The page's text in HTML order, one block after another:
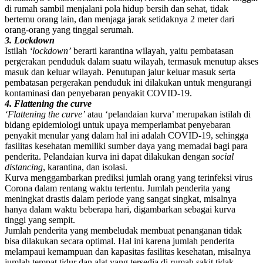
di rumah sambil menjalani pola hidup bersih dan sehat, tidak
bertemu orang lain, dan menjaga jarak setidaknya 2 meter dari
orang-orang yang tinggal serumah.
3. Lockdown
Istilah ‘lockdown’ berarti karantina wilayah, yaitu pembatasan
pergerakan penduduk dalam suatu wilayah, termasuk menutup akses
masuk dan keluar wilayah. Penutupan jalur keluar masuk serta
pembatasan pergerakan penduduk ini dilakukan untuk mengurangi
kontaminasi dan penyebaran penyakit COVID-19.
4. Flattening the curve
‘Flattening the curve’ atau ‘pelandaian kurva’ merupakan istilah di
bidang epidemiologi untuk upaya memperlambat penyebaran
penyakit menular yang dalam hal ini adalah COVID-19, sehingga
fasilitas kesehatan memiliki sumber daya yang memadai bagi para
penderita. Pelandaian kurva ini dapat dilakukan dengan social
distancing, karantina, dan isolasi.
Kurva menggambarkan prediksi jumlah orang yang terinfeksi virus
Corona dalam rentang waktu tertentu. Jumlah penderita yang
meningkat drastis dalam periode yang sangat singkat, misalnya
hanya dalam waktu beberapa hari, digambarkan sebagai kurva
tinggi yang sempit.
Jumlah penderita yang membeludak membuat penanganan tidak
bisa dilakukan secara optimal. Hal ini karena jumlah penderita
melampaui kemampuan dan kapasitas fasilitas kesehatan, misalnya